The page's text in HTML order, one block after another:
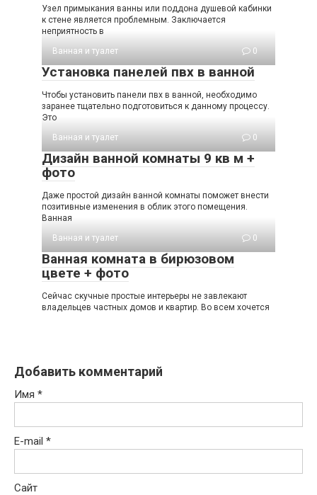
Узел примыкания ванны или поддона душевой кабинки
к стене является проблемным. Заключается
неприятность в
Ванная и туалет
0
Установка панелей пвх в ванной
Чтобы установить панели пвх в ванной, необходимо
заранее тщательно подготовиться к данному процессу.
Это
Ванная и туалет
0
Дизайн ванной комнаты 9 кв м +
фото
Даже простой дизайн ванной комнаты поможет внести
позитивные изменения в облик этого помещения.
Ванная
Ванная и туалет
0
Ванная комната в бирюзовом
цвете + фото
Сейчас скучные простые интерьеры не завлекают
владельцев частных домов и квартир. Во всем хочется
Добавить комментарий
Имя *
E-mail *
Сайт